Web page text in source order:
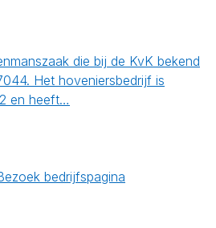
die bij de KvK bekend
Het hoveniersbedrijf is
en heeft…
bedrijfspagina